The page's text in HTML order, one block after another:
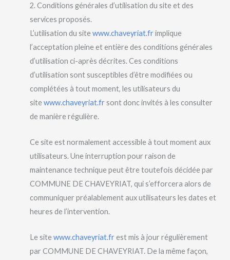
2. Conditions générales d’utilisation du site et des
services proposés.
L’utilisation du site www.chaveyriat.frimplique
l’acceptation pleine et entière des conditions générales
d’utilisation ci-après décrites. Ces conditions
d’utilisation sont susceptibles d’être modifiées ou
complétées à tout moment, les utilisateurs du
site www.chaveyriat.fr sont donc invités à les consulter
de manière régulière.
Ce site est normalement accessible à tout moment aux
utilisateurs. Une interruption pour raison de
maintenance technique peut être toutefois décidée par
COMMUNE DE CHAVEYRIAT, qui s’efforcera alors de
communiquer préalablement aux utilisateurs les dates et
heures de l’intervention.
Le site www.chaveyriat.frest mis à jour régulièrement
par COMMUNE DE CHAVEYRIAT. De la même façon,